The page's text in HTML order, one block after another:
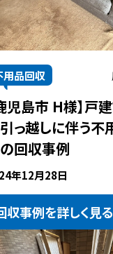
用品回収
児島市 H様】戸
っ越しに伴う不
回収事例
年12月28日
収事例を詳しく見る